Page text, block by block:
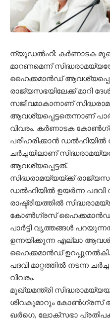
ന്യൂഡല്‍ഹി: കര്‍ണാടക
മാറണമെന്ന്
ഹൈക്കമാന്‍ഡ്
രാജ്യസഭയിലേക്ക് മാറി
സജീവമാകാനാണ്
ആവശ്യപ്പെട്ടതെന്നാണ്
വിവരം. കര്‍ണാടക
പരിഹരിക്കാന്‍ ഡല്‍ഹിയില്‍
ചര്‍ച്ചയിലാണ്
ആവശ്യപ്പെട്ടത്.
സിദ്ധരാമയ്യയ്ക്ക്
ഡല്‍ഹിയില്‍ ഉയര്‍ന്ന പദവി
രാഷ്ട്രീയത്തില്‍
കോണ്‍ഗ്രസ് ഹൈക്കമാന്‍ഡ്
പാര്‍ട്ടി വൃത്തങ്ങള്‍
ഉന്നയിക്കുന്ന എല്ലാ
ഹൈക്കമാന്‍ഡ്
പദവി മാറ്റത്തില്‍ നടന്ന
വിവരം.
മുഖ്യമന്ത്രി
ശിവകുമാറും കോണ്‍ഗ്രസ്
ഖര്‍ഗെ, ലോക്‌സഭാ